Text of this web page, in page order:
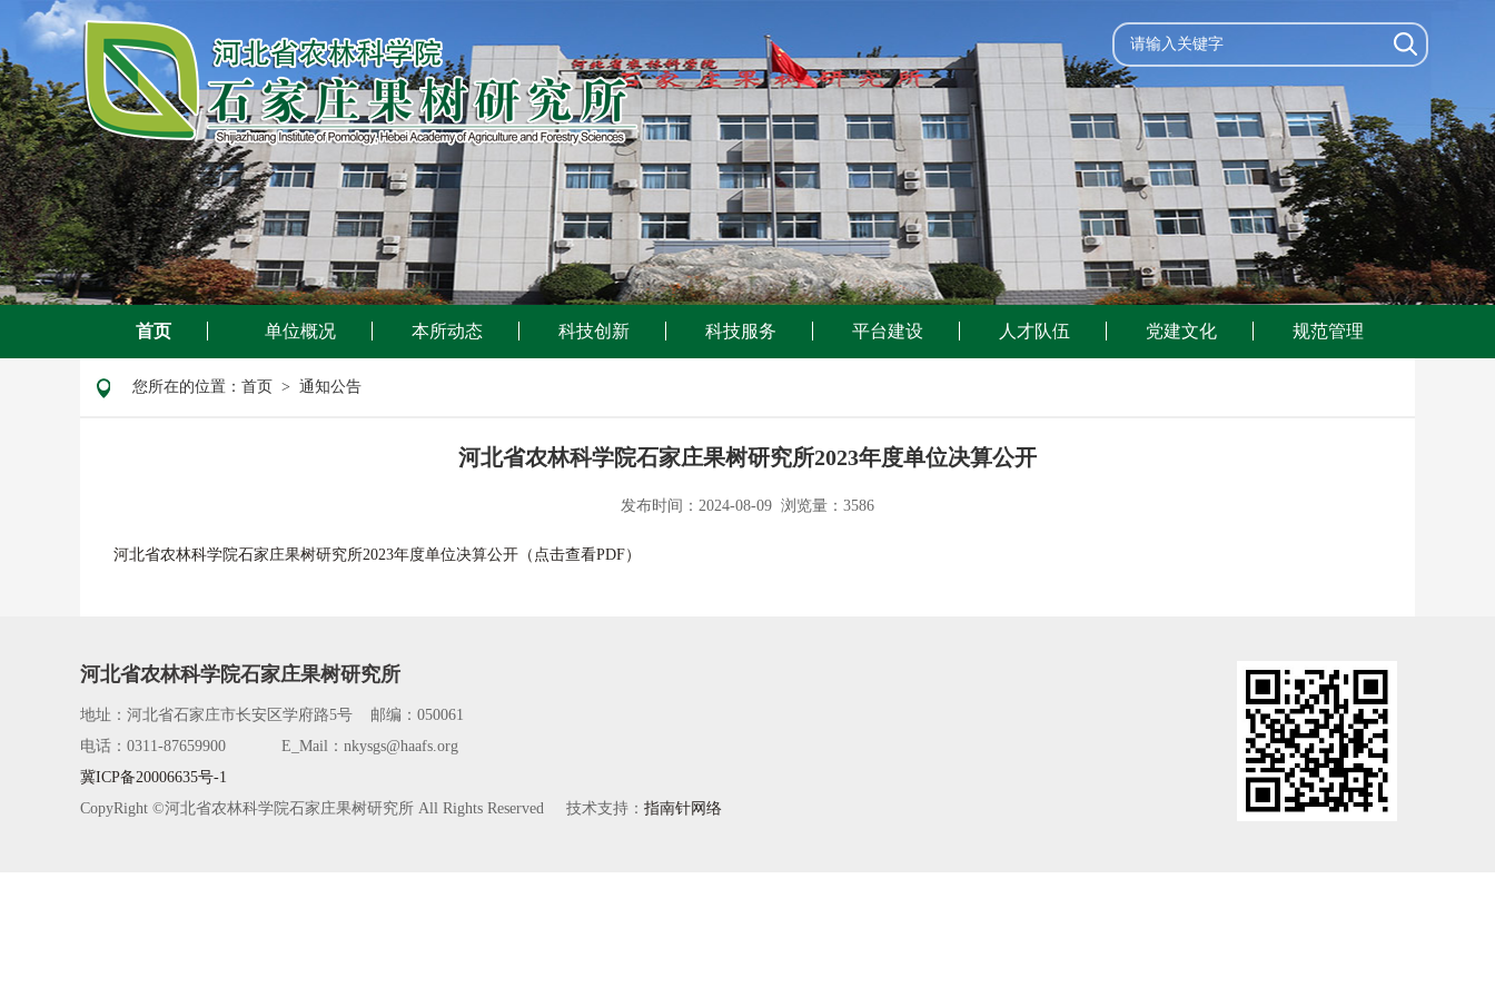
首页 单位概况 本所动态 科技创新 科技服务 平台建设 人才队伍 党建文化 规范管理
您所在的位置： 首页 > 通知公告
河北省农林科学院石家庄果树研究所2023年度单位决算公开
发布时间：2024-08-09 浏览量：3586
河北省农林科学院石家庄果树研究所2023年度单位决算公开（点击查看PDF）
河北省农林科学院石家庄果树研究所
地址：河北省石家庄市长安区学府路5号 邮编：050061
电话：0311-87659900 E_Mail：nkysgs@haafs.org
冀ICP备20006635号-1
CopyRight ©河北省农林科学院石家庄果树研究所 All Rights Reserved 技术支持： 指南针网络